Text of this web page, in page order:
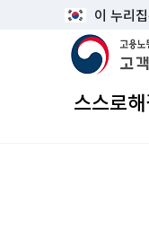
이 누리
고용노동부
스스로